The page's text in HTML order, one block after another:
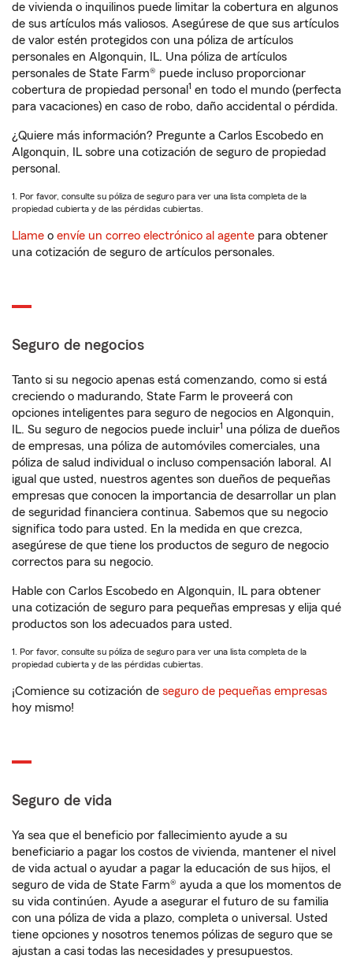
de vivienda o inquilinos puede limitar la cobertura en algunos
de sus artículos más valiosos. Asegúrese de que sus artículos
de valor estén protegidos con una póliza de artículos
personales en Algonquin, IL. Una póliza de artículos
personales de State Farm® puede incluso proporcionar
cobertura de propiedad personal 1 en todo el mundo (perfecta
para vacaciones) en caso de robo, daño accidental o pérdida.
¿Quiere más información? Pregunte a Carlos Escobedo en
Algonquin, IL sobre una cotización de seguro de propiedad
personal.
1. Por favor, consulte su póliza de seguro para ver una lista completa de la
propiedad cubierta y de las pérdidas cubiertas.
Llame o envíe un correo electrónico al agente para obtener
una cotización de seguro de artículos personales.
Seguro de negocios
Tanto si su negocio apenas está comenzando, como si está
creciendo o madurando, State Farm le proveerá con
opciones inteligentes para seguro de negocios en Algonquin,
IL. Su seguro de negocios puede incluir1 una póliza de dueños
de empresas, una póliza de automóviles comerciales, una
póliza de salud individual o incluso compensación laboral. Al
igual que usted, nuestros agentes son dueños de pequeñas
empresas que conocen la importancia de desarrollar un plan
de seguridad financiera continua. Sabemos que su negocio
significa todo para usted. En la medida en que crezca,
asegúrese de que tiene los productos de seguro de negocio
correctos para su negocio.
Hable con Carlos Escobedo en Algonquin, IL para obtener
una cotización de seguro para pequeñas empresas y elija qué
productos son los adecuados para usted.
1. Por favor, consulte su póliza de seguro para ver una lista completa de la
propiedad cubierta y de las pérdidas cubiertas.
¡Comience su cotización de seguro de pequeñas empresas
hoy mismo!
Seguro de vida
Ya sea que el beneficio por fallecimiento ayude a su
beneficiario a pagar los costos de vivienda, mantener el nivel
de vida actual o ayudar a pagar la educación de sus hijos, el
seguro de vida de State Farm® ayuda a que los momentos de
su vida continúen. Ayude a asegurar el futuro de su familia
con una póliza de vida a plazo, completa o universal. Usted
tiene opciones y nosotros tenemos pólizas de seguro que se
ajustan a casi todas las necesidades y presupuestos.